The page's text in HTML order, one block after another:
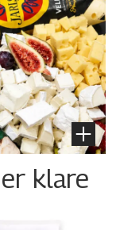
klare